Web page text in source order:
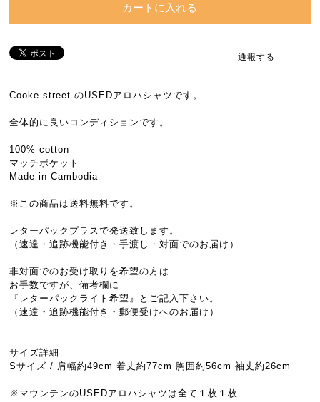
カートに入れる
通報する
Cooke street のUSEDアロハシャツです。
全体的に良いコンディションです。
100% cotton
マッチポケット
Made in Cambodia
※この商品は送料無料です。
レターパックプラスで発送致します。
（速達・追跡機能付き・手渡し・対面でのお届け）
非対面でのお受け取りを希望の方は
お手数ですが、備考欄に
『レターパックライト希望』とご記入下さい。
（速達・追跡機能付き・郵便受けへのお届け）
サイズ詳細
Sサイズ / 肩幅約49cm 着丈約77cm 胸囲約56cm 袖丈約26cm
※マウンテンのUSEDアロハシャツは全て１枚１枚